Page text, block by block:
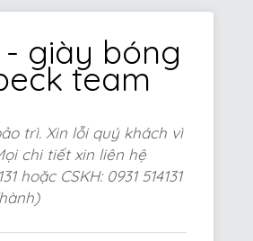
giày bóng
team
trì. Xin lỗi quý khách vì
chi tiết xin liên hệ
hoặc CSKH: 0931 514131